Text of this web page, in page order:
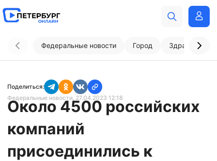
Федеральные новости Город
Поделиться:
Федеральные новости, 27.04.2023 12:18
Около 4500 российских
компаний
присоединились к